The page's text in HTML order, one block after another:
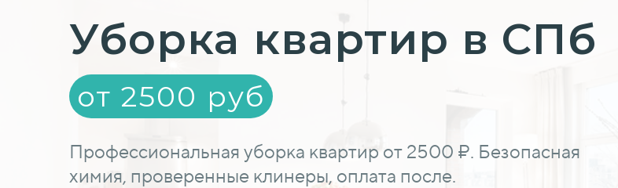
Уборка квартир в СПб
от 2500 руб
Профессиональная уборка квартир от 2500 ₽. Безопасная
химия, проверенные клинеры, оплата после.